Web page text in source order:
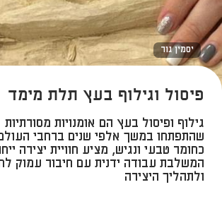
יסמין גור
פיסול וגילוף בעץ תלת מימד
גילוף ופיסול בעץ הם אומנויות מסורתיות
שהתפתחו במשך אלפי שנים ברחבי
כחומר טבעי ונגיש, מציע חוויית יצירה
המשלבת עבודה ידנית עם חיבור עמוק
ולתהליך היצירה